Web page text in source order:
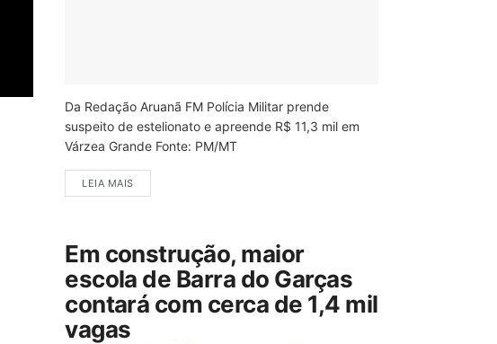
Da Redação Aruanã FM Polícia Militar prende
suspeito de estelionato e apreende R$ 11,3 mil em
Várzea Grande Fonte: PM/MT
LEIA MAIS
Em construção, maior
escola de Barra do Garças
contará com cerca de 1,4 mil
vagas